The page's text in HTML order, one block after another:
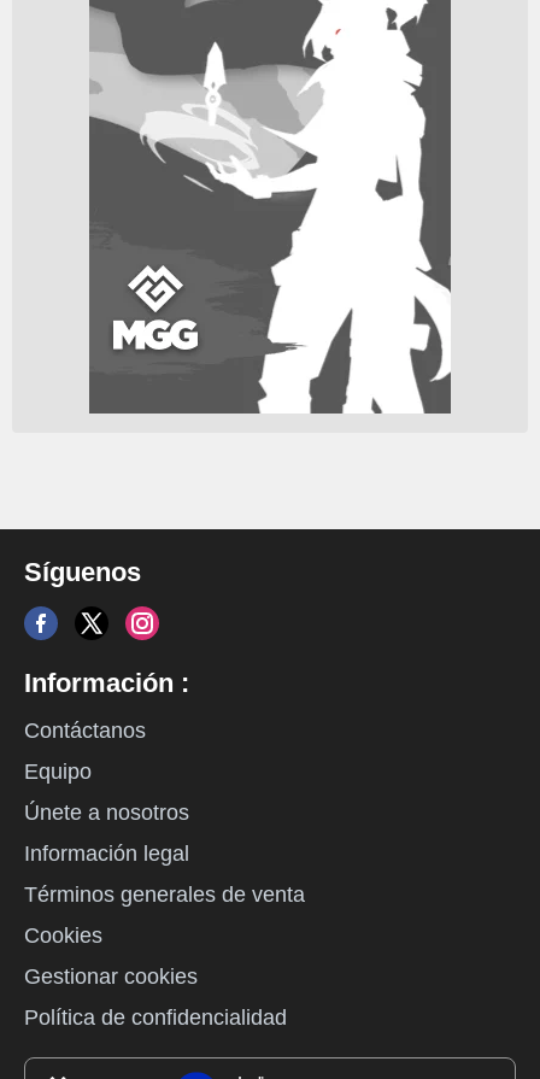
Síguenos
Información :
Contáctanos
Equipo
Únete a nosotros
Información legal
Términos generales de venta
Cookies
Gestionar cookies
Política de confidencialidad